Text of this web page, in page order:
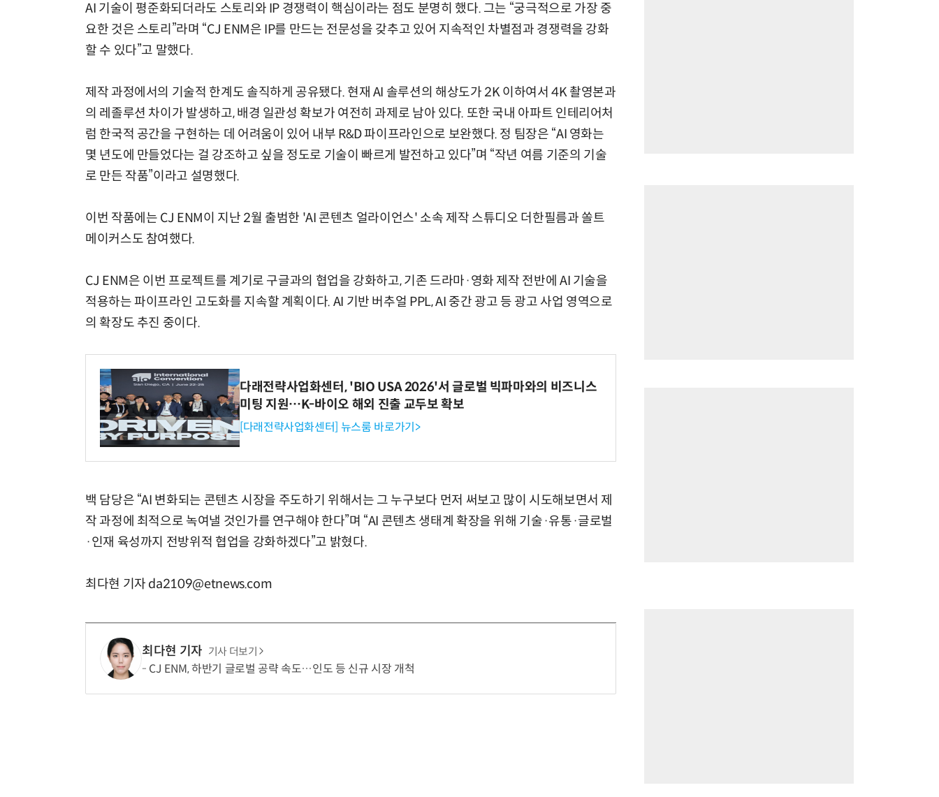
AI 기술이 평준화되더라도 스토리와 IP 경쟁력이 핵심이라는 점도 분명히 했다. 그는 “궁극적으로 가장 중
요한 것은 스토리”라며 “CJ ENM은 IP를 만드는 전문성을 갖추고 있어 지속적인 차별점과 경쟁력을 강화
할 수 있다”고 말했다.
제작 과정에서의 기술적 한계도 솔직하게 공유됐다. 현재 AI 솔루션의 해상도가 2K 이하여서 4K 촬영본과
의 레졸루션 차이가 발생하고, 배경 일관성 확보가 여전히 과제로 남아 있다. 또한 국내 아파트 인테리어처
럼 한국적 공간을 구현하는 데 어려움이 있어 내부 R&D 파이프라인으로 보완했다. 정 팀장은 “AI 영화는
몇 년도에 만들었다는 걸 강조하고 싶을 정도로 기술이 빠르게 발전하고 있다”며 “작년 여름 기준의 기술
로 만든 작품”이라고 설명했다.
이번 작품에는 CJ ENM이 지난 2월 출범한 'AI 콘텐츠 얼라이언스' 소속 제작 스튜디오 더한필름과 쏠트
메이커스도 참여했다.
CJ ENM은 이번 프로젝트를 계기로 구글과의 협업을 강화하고, 기존 드라마·영화 제작 전반에 AI 기술을
적용하는 파이프라인 고도화를 지속할 계획이다. AI 기반 버추얼 PPL, AI 중간 광고 등 광고 사업 영역으로
의 확장도 추진 중이다.
다래전략사업화센터, 'BIO USA 2026'서 글로벌 빅파마와의 비즈니스
미팅 지원…K-바이오 해외 진출 교두보 확보
[다래전략사업화센터] 뉴스룸 바로가기>
백 담당은 “AI 변화되는 콘텐츠 시장을 주도하기 위해서는 그 누구보다 먼저 써보고 많이 시도해보면서 제
작 과정에 최적으로 녹여낼 것인가를 연구해야 한다”며 “AI 콘텐츠 생태계 확장을 위해 기술·유통·글로벌
·인재 육성까지 전방위적 협업을 강화하겠다”고 밝혔다.
최다현 기자 da2109@etnews.com
최다현 기자 기사 더보기
CJ ENM, 하반기 글로벌 공략 속도…인도 등 신규 시장 개척